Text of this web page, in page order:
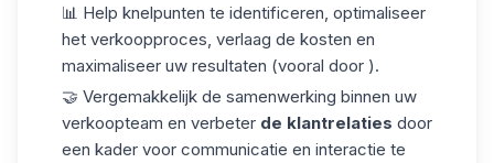
📊 Help knelpunten te identificeren, optimaliseer
het verkoopproces, verlaag de kosten en
maximaliseer uw resultaten (vooral door ).
🤝 Vergemakkelijk de samenwerking binnen uw
verkoopteam en verbeter de klantrelaties door
een kader voor communicatie en interactie te